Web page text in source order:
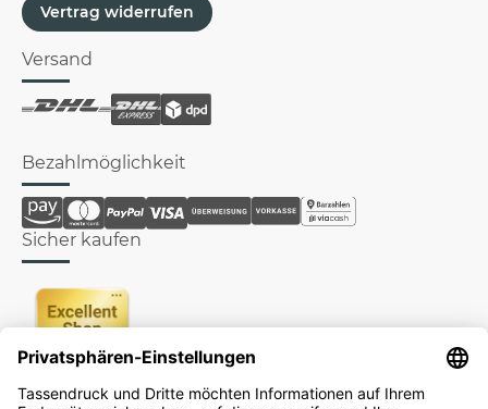
Vertrag widerrufen
Versand
Bezahlmöglichkeit
Sicher kaufen